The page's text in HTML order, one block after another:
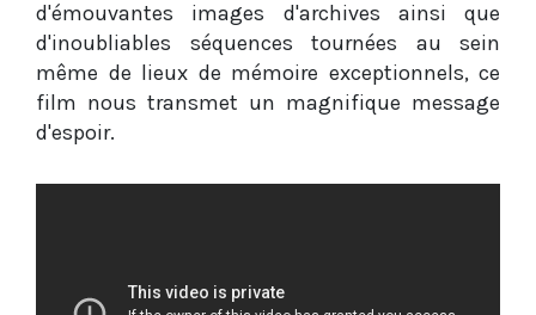
d'émouvantes images d'archives ainsi que
d'inoubliables séquences tournées au sein
même de lieux de mémoire exceptionnels, ce
film nous transmet un magnifique message
d'espoir.